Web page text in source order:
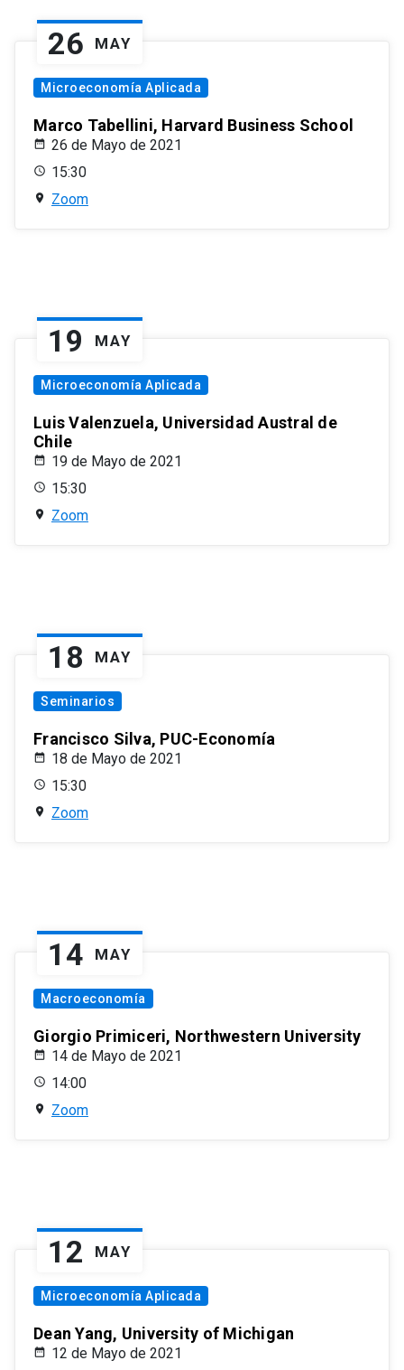
26 MAY
Microeconomía Aplicada
Marco Tabellini, Harvard Business School
26 de Mayo de 2021
15:30
Zoom
19 MAY
Microeconomía Aplicada
Luis Valenzuela, Universidad Austral de
Chile
19 de Mayo de 2021
15:30
Zoom
18 MAY
Seminarios
Francisco Silva, PUC-Economía
18 de Mayo de 2021
15:30
Zoom
14 MAY
Macroeconomía
Giorgio Primiceri, Northwestern University
14 de Mayo de 2021
14:00
Zoom
12 MAY
Microeconomía Aplicada
Dean Yang, University of Michigan
12 de Mayo de 2021